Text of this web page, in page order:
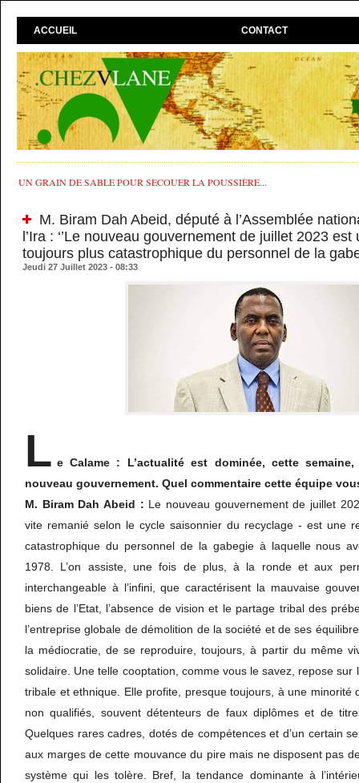
ACCUEIL CONTACT
UN GRAIN DE SABLE POUR SECOUER LA POUSSIÈRE...
M. Biram Dah Abeid, député à l’Assemblée
l’Ira : ‘’Le nouveau gouvernement de juillet 2023
toujours plus catastrophique du personnel de la
Jeudi 27 Juillet 2023 - 08:33
L e Calame : L’actualité est dominée, cette
nouveau gouvernement. Quel commentaire cette équipe
M. Biram Dah Abeid : Le nouveau gouvernement de juillet
vite remanié selon le cycle saisonnier du recyclage - est une
catastrophique du personnel de la gabegie à laquelle nous
1978. L’on assiste, une fois de plus, à la ronde et aux
interchangeable à l’infini, que caractérisent la mauvaise
biens de l’Etat, l’absence de vision et le partage tribal des
l’entreprise globale de démolition de la société et de ses
la médiocratie, de se reproduire, toujours, à partir du même
solidaire. Une telle cooptation, comme vous le savez, repose sur
tribale et ethnique. Elle profite, presque toujours, à une minorité
non qualifiés, souvent détenteurs de faux diplômes et de
Quelques rares cadres, dotés de compétences et d’un certain
aux marges de cette mouvance du pire mais ne disposent pas
système qui les tolère. Bref, la tendance dominante à